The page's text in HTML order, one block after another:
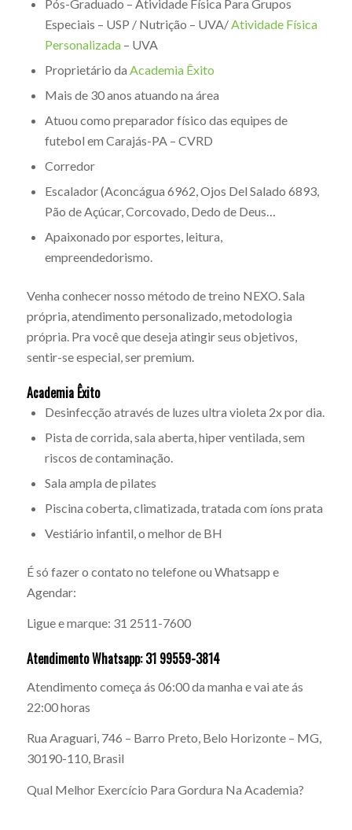
Pós-Graduado – Atividade Física Para Grupos
Especiais – USP / Nutrição – UVA/ Atividade Física
Personalizada– UVA
Proprietário da Academia Êxito
Mais de 30 anos atuando na área
Atuou como preparador físico das equipes de
futebol em Carajás-PA – CVRD
Corredor
Escalador (Aconcágua 6962, Ojos Del Salado 6893,
Pão de Açúcar, Corcovado, Dedo de Deus…
Apaixonado por esportes, leitura,
empreendedorismo.
Venha conhecer nosso método de treino NEXO. Sala
própria, atendimento personalizado, metodologia
própria. Pra você que deseja atingir seus objetivos,
sentir-se especial, ser premium.
Academia Êxito
Desinfecção através de luzes ultra violeta 2x por dia.
Pista de corrida, sala aberta, hiper ventilada, sem
riscos de contaminação.
Sala ampla de pilates
Piscina coberta, climatizada, tratada com íons prata
Vestiário infantil, o melhor de BH
É só fazer o contato no telefone ou Whatsapp e
Agendar:
Ligue e marque: 31 2511-7600
Atendimento Whatsapp: 31 99559-3814
Atendimento começa ás 06:00 da manha e vai ate ás
22:00 horas
Rua Araguari, 746 – Barro Preto, Belo Horizonte – MG,
30190-110, Brasil
Qual Melhor Exercício Para Gordura Na Academia?